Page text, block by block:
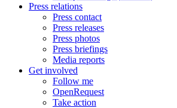
Press relations
Press contact
Press releases
Press photos
Press briefings
Media reports
Get involved
Follow me
OpenRequest
Take action